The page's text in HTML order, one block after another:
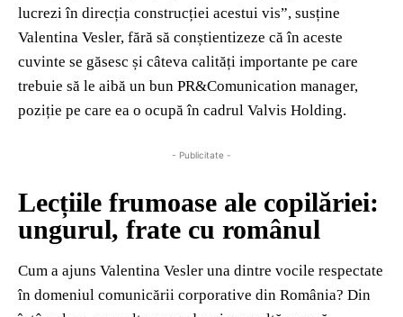
lucrezi în direcția construcției acestui vis”, susține
Valentina Vesler, fără să conștientizeze că în aceste
cuvinte se găsesc și câteva calități importante pe care
trebuie să le aibă un bun PR&Comunication manager,
poziție pe care ea o ocupă în cadrul Valvis Holding.
- Publicitate -
Lecțiile frumoase ale copilăriei:
ungurul, frate cu românul
Cum a ajuns Valentina Vesler una dintre vocile respectate
în domeniul comunicării corporative din România? Din